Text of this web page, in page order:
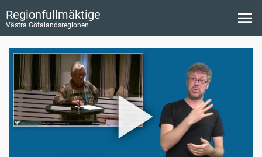
Regionfullmäktige
Västra Götalandsregionen